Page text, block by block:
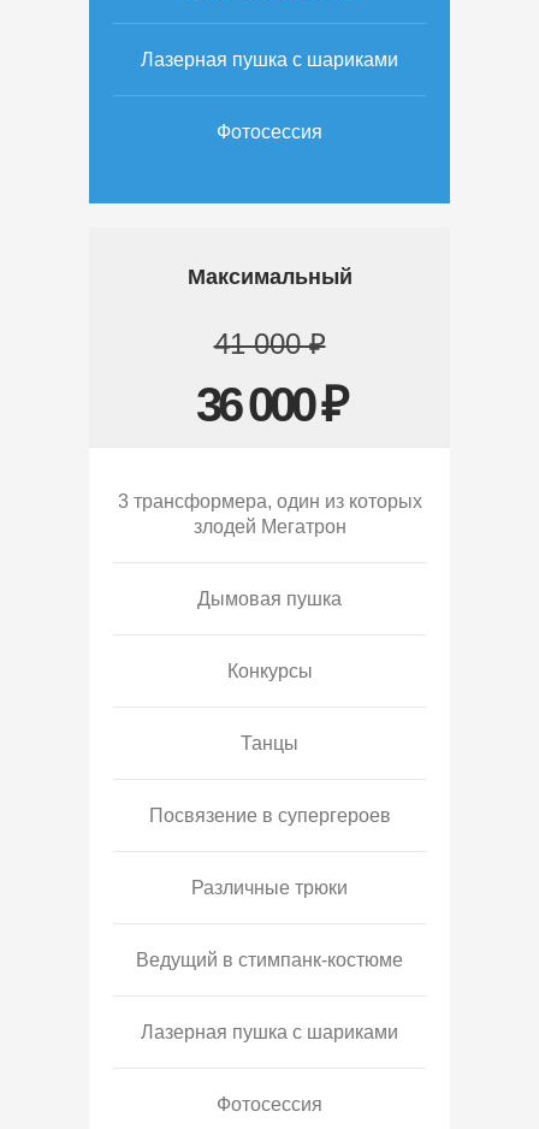
Лазерная пушка с шариками
Фотосессия
Максимальный
41 000 ₽
36 000 ₽
3 трансформера, один из которых
злодей Мегатрон
Дымовая пушка
Конкурсы
Танцы
Посвязение в супергероев
Различные трюки
Ведущий в стимпанк-костюме
Лазерная пушка с шариками
Фотосессия